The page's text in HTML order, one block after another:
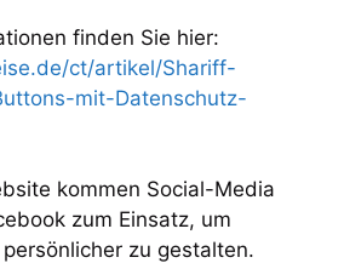
finden Sie hier:
ct/artikel/Shariff-
mit-Datenschutz-
kommen Social-Media
zum Einsatz, um
zu gestalten.